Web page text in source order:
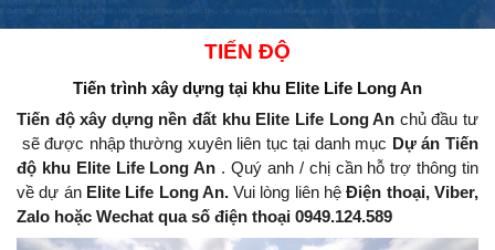
TIẾN ĐỘ
Tiến trình xây dựng tại khu Elite Life Long An
Tiến độ xây dựng nền đất khu Elite Life Long An chủ đầu tư
sẽ được nhập thường xuyên liên tục tại danh mục Dự án Tiến
độ khu Elite Life Long An .Quý anh / chị cần hỗ trợ thông tin
về dự án Elite Life Long An.Vui lòng liên hệĐiện thoại, Viber,
Zalo hoặc Wechat qua số điện thoại 0949.124.589